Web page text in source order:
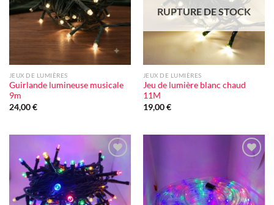
JEUX DE LUMIÈRES
Guirlande lumineuse musicale
9m
24,00€
RUPTURE DE STOCK
JEUX DE LUMIÈRES
Jeu de lumière blanc chaud
11M
19,00€
Ajouter
à la liste
d'envie
Ajouter
d'envie